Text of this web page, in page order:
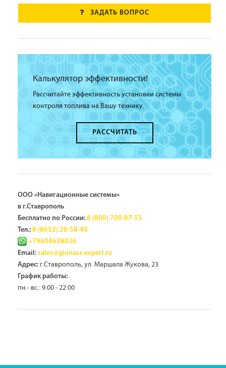
ЗАДАТЬ ВОПРОС
Калькулятор эффективности!
Рассчитайте эффективность установки системы
контроля топлива на Вашу технику.
РАССЧИТАТЬ
ООО «Навигационные системы»
в г.Ставрополь
Бесплатно по России: 8 (800) 700-87-55
Тел.: 8 (8652) 20-58-40
+79604638036
Email: sales@glonass-expert.ru
Адрес: г.Ставрополь, ул. Маршала Жукова, 23
График работы:
пн.- вс.: 9.00 - 22.00